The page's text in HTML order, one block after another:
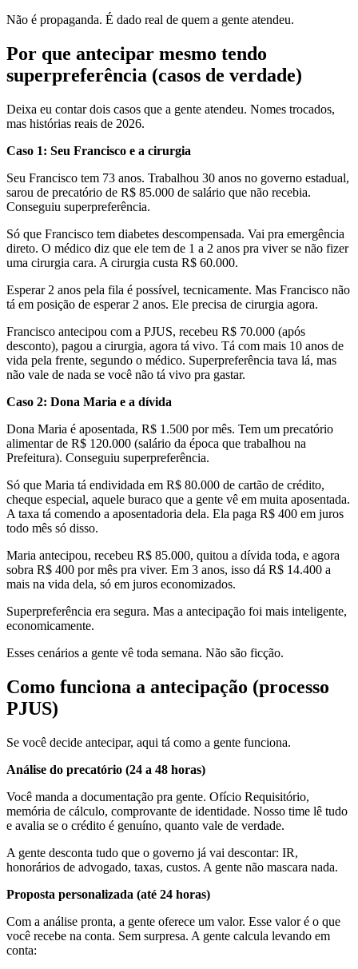
Não é propaganda. É dado real de quem a gente atendeu.
Por que antecipar mesmo tendo
superpreferência (casos de verdade)
Deixa eu contar dois casos que a gente atendeu. Nomes trocados,
mas histórias reais de 2026.
Caso 1: Seu Francisco e a cirurgia
Seu Francisco tem 73 anos. Trabalhou 30 anos no governo estadual,
sarou de precatório de R$ 85.000 de salário que não recebia.
Conseguiu superpreferência.
Só que Francisco tem diabetes descompensada. Vai pra emergência
direto. O médico diz que ele tem de 1 a 2 anos pra viver se não fizer
uma cirurgia cara. A cirurgia custa R$ 60.000.
Esperar 2 anos pela fila é possível, tecnicamente. Mas Francisco não
tá em posição de esperar 2 anos. Ele precisa de cirurgia agora.
Francisco antecipou com a PJUS, recebeu R$ 70.000 (após
desconto), pagou a cirurgia, agora tá vivo. Tá com mais 10 anos de
vida pela frente, segundo o médico. Superpreferência tava lá, mas
não vale de nada se você não tá vivo pra gastar.
Caso 2: Dona Maria e a dívida
Dona Maria é aposentada, R$ 1.500 por mês. Tem um precatório
alimentar de R$ 120.000 (salário da época que trabalhou na
Prefeitura). Conseguiu superpreferência.
Só que Maria tá endividada em R$ 80.000 de cartão de crédito,
cheque especial, aquele buraco que a gente vê em muita aposentada.
A taxa tá comendo a aposentadoria dela. Ela paga R$ 400 em juros
todo mês só disso.
Maria antecipou, recebeu R$ 85.000, quitou a dívida toda, e agora
sobra R$ 400 por mês pra viver. Em 3 anos, isso dá R$ 14.400 a
mais na vida dela, só em juros economizados.
Superpreferência era segura. Mas a antecipação foi mais inteligente,
economicamente.
Esses cenários a gente vê toda semana. Não são ficção.
Como funciona a antecipação (processo
PJUS)
Se você decide antecipar, aqui tá como a gente funciona.
Análise do precatório (24 a 48 horas)
Você manda a documentação pra gente. Ofício Requisitório,
memória de cálculo, comprovante de identidade. Nosso time lê tudo
e avalia se o crédito é genuíno, quanto vale de verdade.
A gente desconta tudo que o governo já vai descontar: IR,
honorários de advogado, taxas, custos. A gente não mascara nada.
Proposta personalizada (até 24 horas)
Com a análise pronta, a gente oferece um valor. Esse valor é o que
você recebe na conta. Sem surpresa. A gente calcula levando em
conta: